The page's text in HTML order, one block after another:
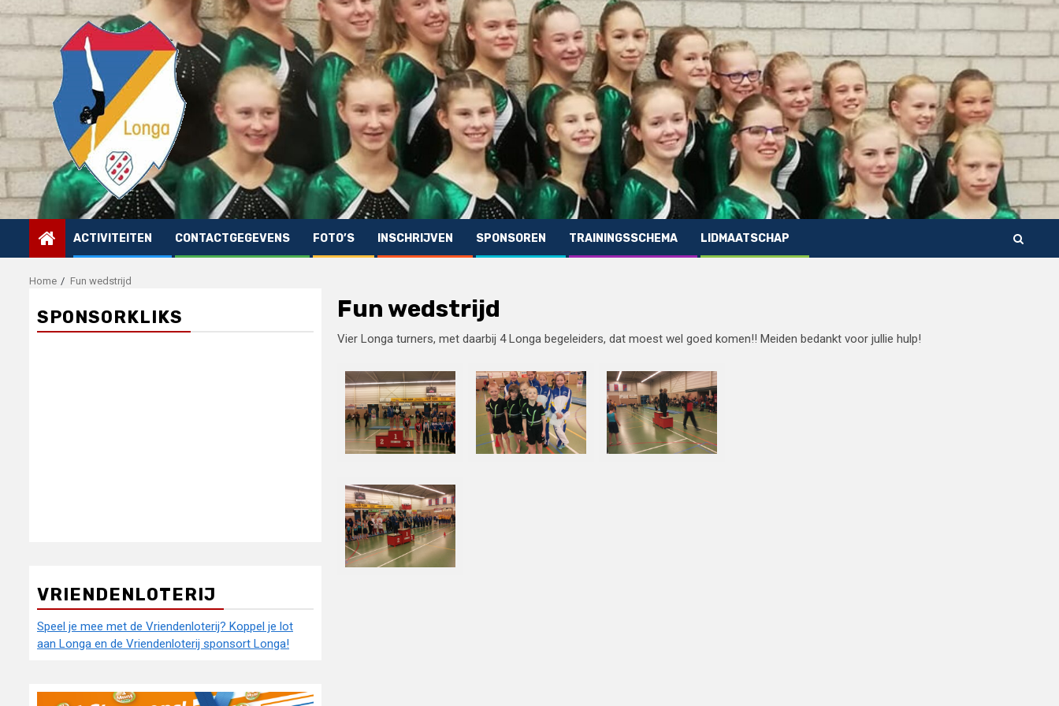
Skip
content
ACTIVITEITEN CONTACTGEGEVENS FOTO’S INSCHRIJVEN SPONSOREN TRAININGSSCHEMA LIDMAATSCHAP
Home Fun wedstrijd
Fun wedstrijd
Vier Longa turners, met daarbij 4 Longa begeleiders, dat moest wel goed komen!! Meiden bedankt voor jullie hulp!
SPONSORKLIKS
VRIENDENLOTERIJ
Speel je mee met de Vriendenloterij? Koppel je lot
aan Longa en de Vriendenloterij sponsort Longa!